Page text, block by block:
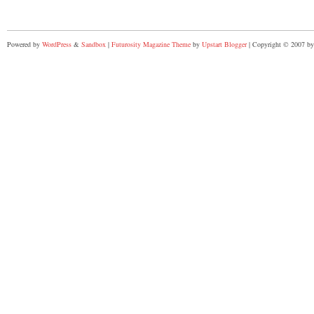
Powered by WordPress & Sandbox | Futurosity Magazine Theme by Upstart Blogger| Copyright © 2007 by